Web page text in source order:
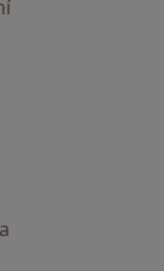
stránka